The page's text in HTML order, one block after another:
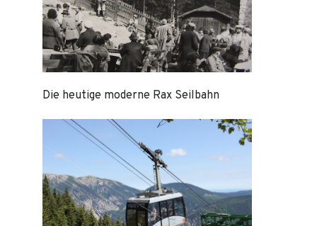
Die heutige moderne Rax Seilbahn